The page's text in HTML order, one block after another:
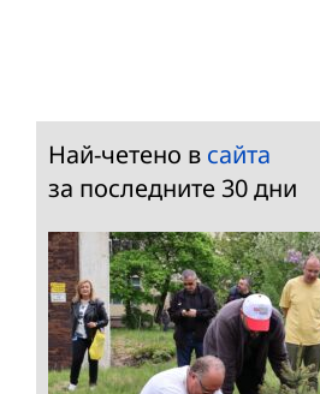
Най-четено в сайта
за последните 30 дни